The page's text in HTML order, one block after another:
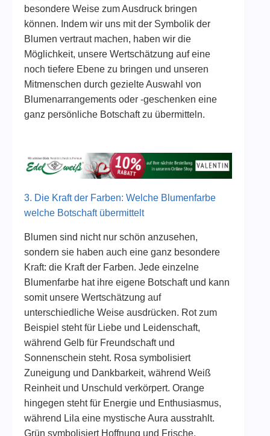
besondere Weise zum Ausdruck bringen
können. Indem wir uns mit der Symbolik der
Blumen vertraut machen, haben wir die
Möglichkeit, unsere Wertschätzung auf eine
noch tiefere Ebene zu bringen und unseren
Mitmenschen durch gezielte Auswahl von
Blumenarrangements oder -geschenken eine
ganz persönliche Botschaft zu übermitteln.
3. Die Kraft der Farben: Welche Blumenfarbe
welche Botschaft übermittelt
Blumen sind nicht nur schön anzusehen,
sondern sie haben auch eine ganz besondere
Kraft: die Kraft der Farben. Jede einzelne
Blumenfarbe hat ihre eigene Botschaft und kann
somit unsere Wertschätzung auf
unterschiedliche Weise ausdrücken. Rot zum
Beispiel steht für Liebe und Leidenschaft,
während Gelb für Freundschaft und
Sonnenschein steht. Rosa symbolisiert
Zuneigung und Dankbarkeit, während Weiß
Reinheit und Unschuld verkörpert. Orange
hingegen steht für Energie und Enthusiasmus,
während Lila eine mystische Aura ausstrahlt.
Grün symbolisiert Hoffnung und Frische,